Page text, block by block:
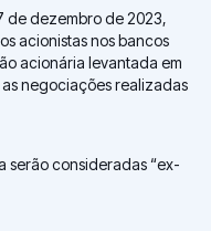
de dezembro de 2023,
acionistas nos bancos
acionária levantada em
negociações realizadas
serão consideradas “ex-